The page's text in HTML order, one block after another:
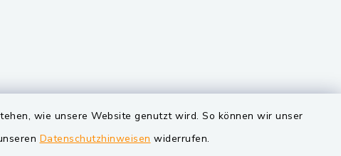
wie unsere Website genutzt wird. So können wir unser
Datenschutzhinweisen widerrufen.
VG und Gemeinden
Markt Schwarzenfeld